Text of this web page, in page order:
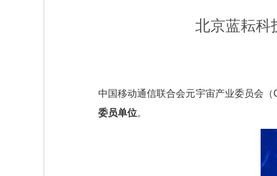
北京蓝耘科
中国移动通信联合会元宇宙产业委员会
委员单位。